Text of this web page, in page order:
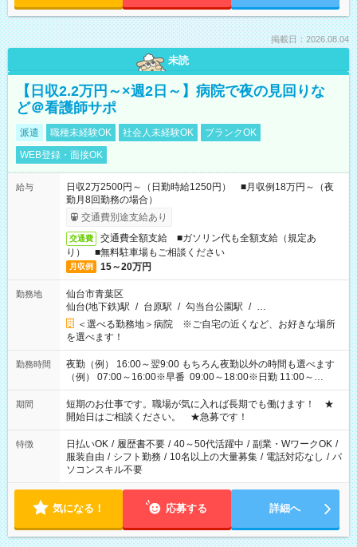
掲載日：2026.08.04
未読
【日収2.2万円～×週2日～】病院で夜の見回りな
ど＠看護師サポ
派遣 職種未経験OK 社会人未経験OK
ブランクOK
WEB登録・面接OK
給与
日収2万2500円～（日勤時給1250円） ■月収例18万円～（夜
勤月8回勤務の場合）
交通費別途支給あり
交通費
交通費全額支給 ■ガソリン代も全額支給（規定あ
り） ■無料駐車場もご相談ください
月収例 15～20万円
勤務地
仙台市青葉区
仙台(地下鉄)駅 / 台原駅 / 勾当台公園駅 / …
＜選べる勤務地＞病院 ※ご自宅の近くなど、お好きな場所
を選べます！
勤務時間
夜勤（例） 16:00～翌9:00 もちろん夜勤以外の時間も選べます
（例） 07:00～16:00※早番 09:00～18:00※日勤 11:00～
20:00※遅番 ※時間は、固定・選べる施設もあるので、ご希望が
あれば調整できます！ ※シフト制。勤務地により実働時間が異
なります。★家庭の都合でお休みが必要な場合も遠慮なくご相
談ください。
期間
短期のお仕事です。職場が気に入れば長期でも働けます！ ★
開始日はご相談ください。 ★急募です！
特徴 日払いOK / 履歴書不要 / 40～50代活躍中 / 副業・WワークOK /
服装自由 / シフト勤務 / 10名以上の大量募集 / 電話対応なし / パ
ソコンスキル不要
気になる！ 応募する 詳細へ